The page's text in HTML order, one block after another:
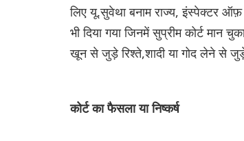
लिए यू.सुवेथा बनाम राज्य, इंस्पेक्टर
भी दिया गया जिनमें सुप्रीम कोर्ट मान
खून से जुड़े रिश्ते,शादी या गोद लेने से जुड़े
कोर्ट का फैसला या निष्कर्ष